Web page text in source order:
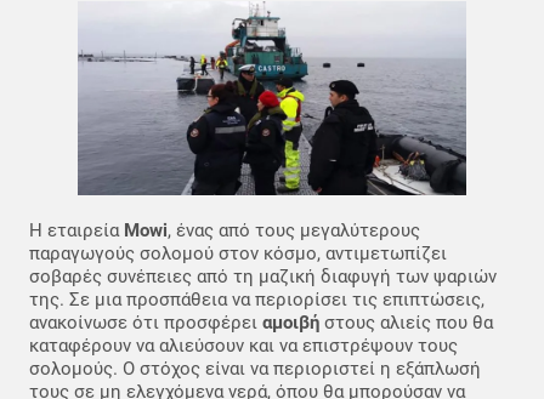
Η εταιρεία Mowi, ένας από τους μεγαλύτερους
παραγωγούς σολομού στον κόσμο, αντιμετωπίζει
σοβαρές συνέπειες από τη μαζική διαφυγή των ψαριών
της. Σε μια προσπάθεια να περιορίσει τις επιπτώσεις,
ανακοίνωσε ότι προσφέρει αμοιβή στους αλιείς που θα
καταφέρουν να αλιεύσουν και να επιστρέψουν τους
σολομούς. Ο στόχος είναι να περιοριστεί η εξάπλωσή
τους σε μη ελεγχόμενα νερά, όπου θα μπορούσαν να